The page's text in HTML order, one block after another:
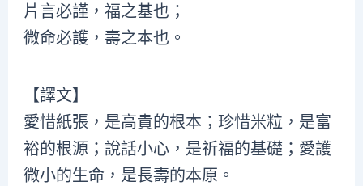
片言必謹，福之基也；
微命必護，壽之本也。
【譯文】
愛惜紙張，是高貴的根本；珍惜米粒，是富
裕的根源；說話小心，是祈福的基礎；愛護
微小的生命，是長壽的本原。